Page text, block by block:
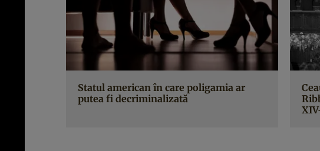
Statul american în care poligamia ar
putea fi decriminalizată